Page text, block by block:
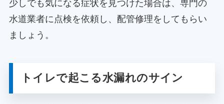
少しでも気になる症状を見つけた場合は、専門の
水道業者に点検を依頼し、配管修理をしてもらい
ましょう。
トイレで起こる水漏れのサイン